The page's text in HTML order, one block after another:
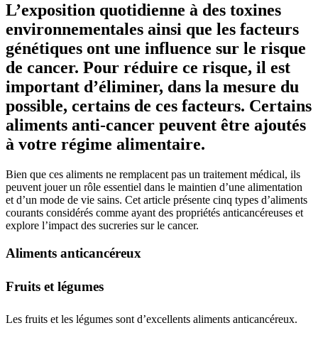
L’exposition quotidienne à des toxines
environnementales ainsi que les facteurs
génétiques ont une influence sur le risque
de cancer. Pour réduire ce risque, il est
important d’éliminer, dans la mesure du
possible, certains de ces facteurs. Certains
aliments anti-cancer peuvent être ajoutés
à votre régime alimentaire.
Bien que ces aliments ne remplacent pas un traitement médical, ils
peuvent jouer un rôle essentiel dans le maintien d’une alimentation
et d’un mode de vie sains. Cet article présente cinq types d’aliments
courants considérés comme ayant des propriétés anticancéreuses et
explore l’impact des sucreries sur le cancer.
Aliments anticancéreux
Fruits et légumes
Les fruits et les légumes sont d’excellents aliments anticancéreux.